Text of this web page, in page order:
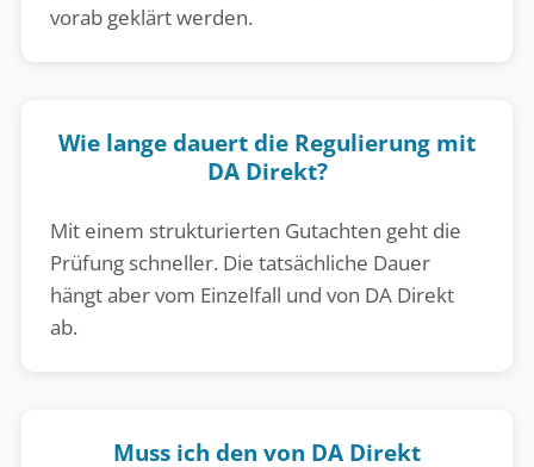
vorab geklärt werden.
Wie lange dauert die Regulierung mit
DA Direkt?
Mit einem strukturierten Gutachten geht die
Prüfung schneller. Die tatsächliche Dauer
hängt aber vom Einzelfall und von DA Direkt
ab.
Muss ich den von DA Direkt